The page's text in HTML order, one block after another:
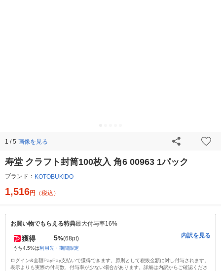
1 / 5 画像を見る
寿堂 クラフト封筒100枚入 角6 00963 1パック
ブランド： KOTOBUKIDO
1,516円 （税込）
お買い物でもらえる特典最大付与率16%
獲得 5%(68pt)
うち4.5%は利用先・期間限定
内訳を見る
ログイン&全額PayPay支払いで獲得できます。原則として税抜金額に対し付与されます。
表示よりも実際の付与数、付与率が少ない場合があります。詳細は内訳からご確認くださ